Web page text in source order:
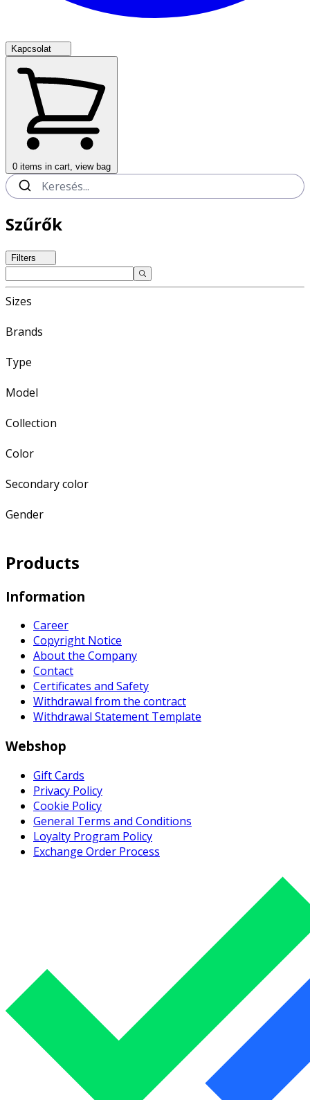
Kapcsolat
0 items in cart, view bag
Szűrők
Filters
Sizes
Brands
Type
Model
Collection
Color
Secondary color
Gender
Products
Information
Career
Copyright Notice
About the Company
Contact
Certificates and Safety
Withdrawal from the contract
Withdrawal Statement Template
Webshop
Gift Cards
Privacy Policy
Cookie Policy
General Terms and Conditions
Loyalty Program Policy
Exchange Order Process